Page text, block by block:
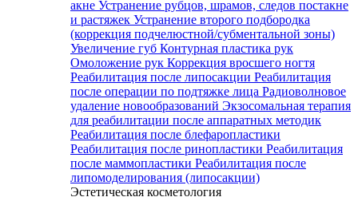
акне Устранение рубцов, шрамов, следов постакне
и растяжек Устранение второго подбородка
(коррекция подчелюстной/субментальной зоны)
Увеличение губ Контурная пластика рук
Омоложение рук Коррекция вросшего ногтя
Реабилитация после липосакции Реабилитация
после операции по подтяжке лица Радиоволновое
удаление новообразований Экзосомальная терапия
для реабилитации после аппаратных методик
Реабилитация после блефаропластики
Реабилитация после ринопластики Реабилитация
после маммопластики Реабилитация после
липомоделирования (липосакции)
Эстетическая косметология